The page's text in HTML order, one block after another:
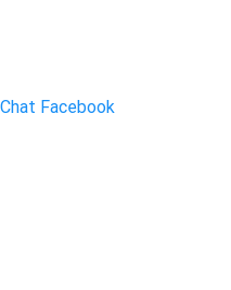
Chat Facebook